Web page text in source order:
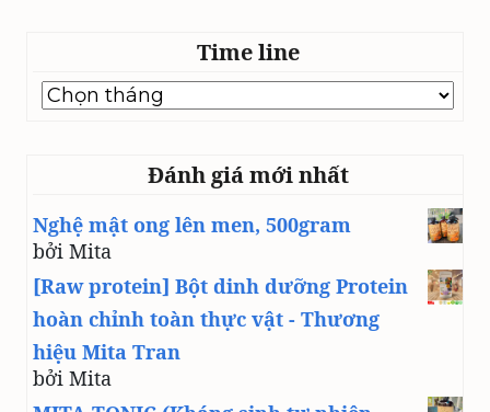
Time line
Time
line
Đánh giá mới nhất
Nghệ mật ong lên men, 500gram
bởi Mita
[Raw protein] Bột dinh dưỡng Protein
hoàn chỉnh toàn thực vật - Thương
hiệu Mita Tran
bởi Mita